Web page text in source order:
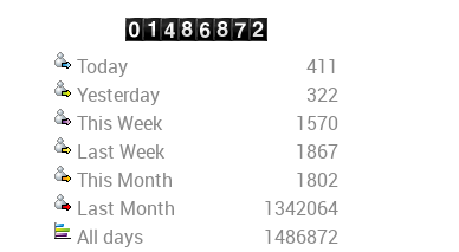
Today
Yesterday
This Week
Last Week
This Month
Last Month
All days
411
322
1570
1867
1802
1342064
1486872